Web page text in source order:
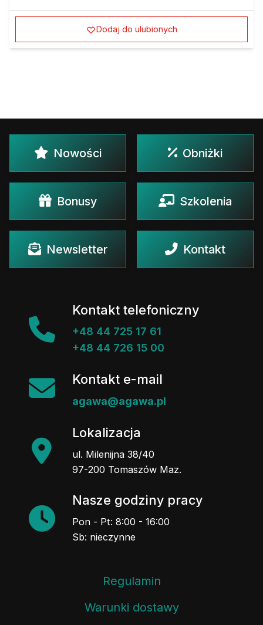
Dodaj do ulubionych
Nowości Obniżki
Bonusy Szkolenia
Newsletter Kontakt
Kontakt telefoniczny
+48 44 725 17 61
+48 44 726 15 00
Kontakt e-mail
agawa@agawa.pl
Lokalizacja
ul. Milenijna 38/40
97-200 Tomaszów Maz.
Nasze godziny pracy
Pon - Pt: 8:00 - 16:00
Sb: nieczynne
Regulamin
Warunki dostawy